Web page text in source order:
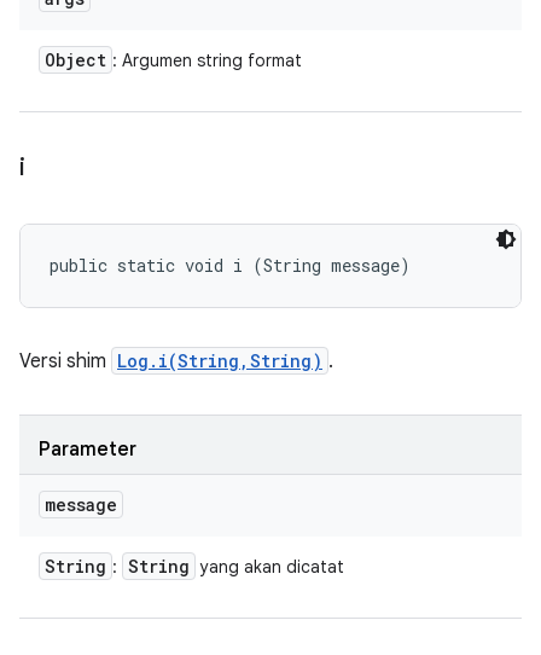
Object : Argumen string format
i
public static void i (String message)
Versi shim Log.i(String,String) .
Parameter
message
String : String yang akan dicatat